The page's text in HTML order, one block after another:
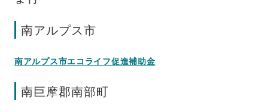
南アルプス市
南アルプス市エコライフ促進補助金
南巨摩郡南部町